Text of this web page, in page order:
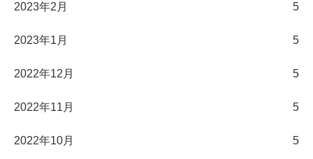
2023年2月 5
2023年1月 5
2022年12月 5
2022年11月 5
2022年10月 5